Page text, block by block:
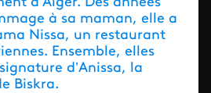
à sa maman, elle a
Nissa, un restaurant
Ensemble, elles
d’Anissa, la
Biskra.